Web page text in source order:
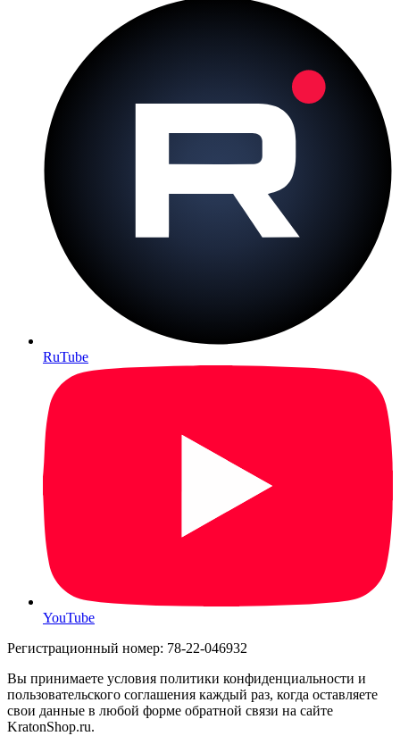
RuTube
YouTube
Регистрационный номер: 78-22-046932
Вы принимаете условия политики конфиденциальности и
пользовательского соглашения каждый раз, когда оставляете
свои данные в любой форме обратной связи на сайте
KratonShop.ru.